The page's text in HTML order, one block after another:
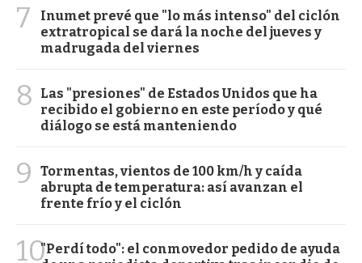
7
Inumet prevé que "lo más intenso" del ciclón
extratropical se dará la noche del jueves y
madrugada del viernes
8
Las "presiones" de Estados Unidos que ha
recibido el gobierno en este período y qué
diálogo se está manteniendo
9
Tormentas, vientos de 100 km/h y caída
abrupta de temperatura: así avanzan el
frente frío y el ciclón
10"Perdí todo": el conmovedor pedido de ayuda